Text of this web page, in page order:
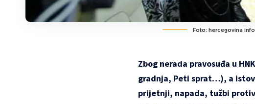
Foto: hercegovina info
Zbog nerada pravosuđa u
gradnja, Peti sprat…), a
prijetnji, napada, tužbi